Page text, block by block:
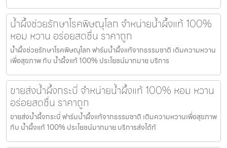
น้ำผึ้งช่วยรักษาโรคพิษณุโลก จำหน่ายน้ำผึ้งแท้ 100%
หอม หวาน อร่อยสดชื่น ราคาถูก
น้ำผึ้งช่วยรักษาโรคพิษณุโลก ฟาร์มน้ำผึ้งแท้จากธรรมชาติ เติมความหวาน
เพื่อสุขภาพ กับ น้ำผึ้งแท้ 100% ประโยชน์มากมาย บริการ
ขายส่งน้ำผึ้งกระบี่ จำหน่ายน้ำผึ้งแท้ 100% หอม หวาน
อร่อยสดชื่น ราคาถูก
ขายส่งน้ำผึ้งกระบี่ ฟาร์มน้ำผึ้งแท้จากธรรมชาติ เติมความหวานเพื่อสุขภาพ
กับ น้ำผึ้งแท้ 100% ประโยชน์มากมาย บริการส่งได้ทั